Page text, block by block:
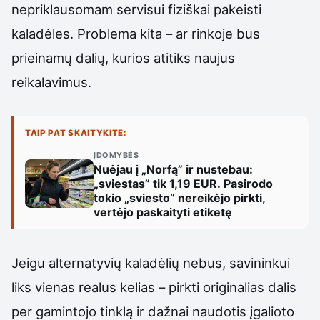
nepriklausomam servisui fiziškai pakeisti
kaladėles. Problema kita – ar rinkoje bus
prieinamų dalių, kurios atitiks naujus
reikalavimus.
TAIP PAT SKAITYKITE:
ĮDOMYBĖS
Nuėjau į „Norfą” ir nustebau:
„sviestas” tik 1,19 EUR. Pasirodo
tokio „sviesto” nereikėjo pirkti,
vertėjo paskaityti etiketę
Jeigu alternatyvių kaladėlių nebus, savininkui
liks vienas realus kelias – pirkti originalias dalis
per gamintojo tinklą ir dažnai naudotis įgalioto